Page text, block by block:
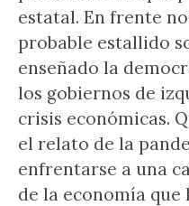
estatal. En frente
probable estallido
enseñado la
los gobiernos de
crisis económicas.
el relato de la
enfrentarse a una
de la economía que